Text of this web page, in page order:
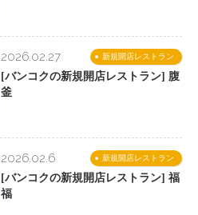
新規開店レストラン
2026.02.27
[バンコクの新規開店レストラン] 腹
釜
新規開店レストラン
2026.02.6
[バンコクの新規開店レストラン] 福
福